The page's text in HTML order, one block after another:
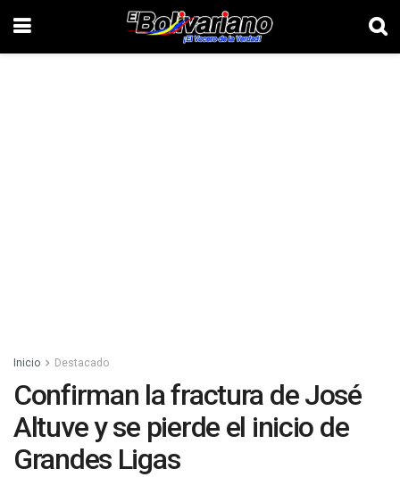
Inicio Destacado
Confirman la fractura de José
Altuve y se pierde el inicio de
Grandes Ligas